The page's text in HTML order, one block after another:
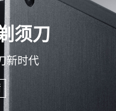
须刀
新时代